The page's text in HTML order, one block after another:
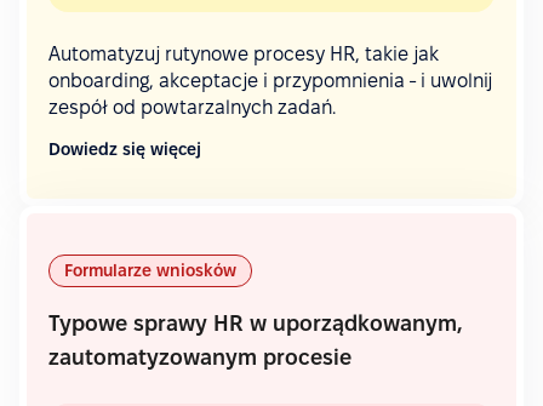
Automatyzuj rutynowe procesy HR, takie jak
onboarding, akceptacje i przypomnienia - i uwolnij
zespół od powtarzalnych zadań.
Dowiedz się więcej
Formularze wniosków
Typowe sprawy HR w uporządkowanym,
zautomatyzowanym procesie